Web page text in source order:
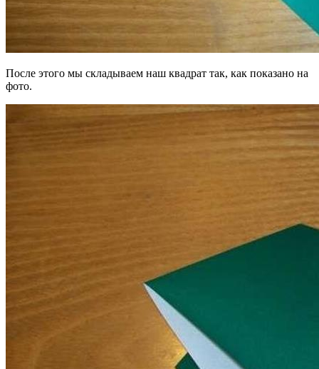
После этого мы складываем наш квадрат так, как показано на
фото.